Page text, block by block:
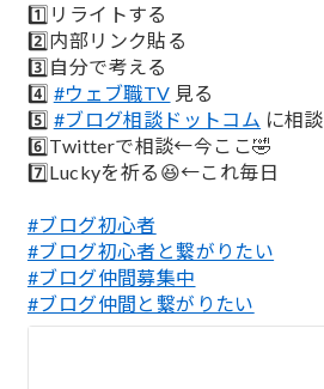
1️⃣リライトする
2️⃣内部リンク貼る
3️⃣自分で考える
4️⃣ #ウェブ職TV 見る
5️⃣ #ブログ相談ドットコム に相談
6️⃣Twitterで相談←今ここ🤣
7️⃣Luckyを祈る😆←これ毎日
#ブログ初心者
#ブログ初心者と繋がりたい
#ブログ仲間募集中
#ブログ仲間と繋がりたい